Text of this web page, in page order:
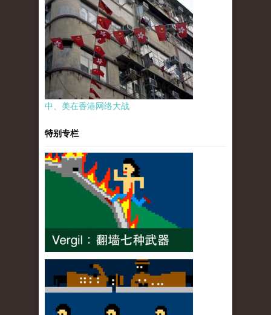
中、美在香港网络大战
特别专栏